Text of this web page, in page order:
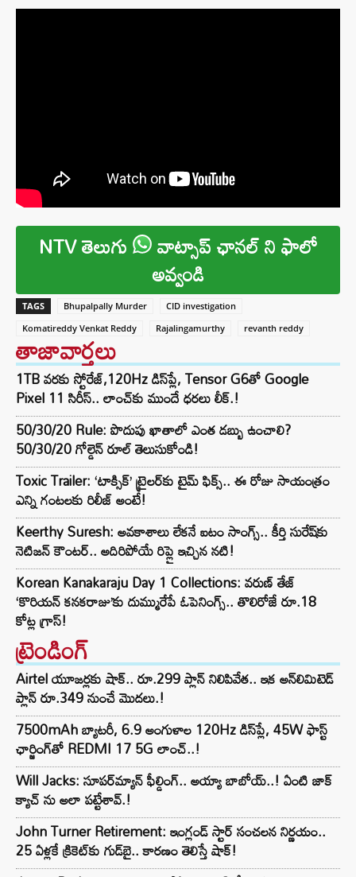
NTV తెలుగు వాట్సాప్ ఛానల్ ని ఫాలో
అవ్వండి
TAGS Bhupalpally Murder
CID investigation
Komatireddy Venkat Reddy
Rajalingamurthy revanth reddy
తాజావార్తలు
1TB వరకు స్టోరేజ్,120Hz డిస్‌ప్లే, Tensor G6తో Google
Pixel 11 సిరీస్.. లాంచ్⁭కు ముందే ధరలు లీక్.!
50/30/20 Rule: పొదుపు ఖాతాలో ఎంత డబ్బు ఉంచాలి?
50/30/20 గోల్డెన్ రూల్ తెలుసుకోండి!
Toxic Trailer: ‘టాక్సిక్’ ట్రైలర్‌కు టైమ్ ఫిక్స్.. ఈ రోజు సాయంత్రం
ఎన్ని గంటలకు రిలీజ్ అంటే!
Keerthy Suresh: అవకాశాలు లేకనే ఐటం సాంగ్స్.. కీర్తి సురేష్‌కు
నెటిజన్ కౌంటర్.. అదిరిపోయే రిప్లై ఇచ్చిన నటి!
Korean Kanakaraju Day 1 Collections: వరుణ్ తేజ్
‘కొరియన్ కనకరాజు’కు దుమ్మురేపే ఓపెనింగ్స్.. తొలిరోజే రూ.18
కోట్ల గ్రాస్!
ట్రెండింగ్‌
Airtel యూజర్లకు షాక్.. రూ.299 ప్లాన్ నిలిపివేత.. ఇక అన్‌లిమిటెడ్
ప్లాన్ రూ.349 నుంచే మొదలు.!
7500mAh బ్యాటరీ, 6.9 అంగుళాల 120Hz డిస్‌ప్లే, 45W ఫాస్ట్
ఛార్జింగ్‌తో REDMI 17 5G లాంచ్..!
Will Jacks: సూపర్‌మ్యాన్ ఫీల్డింగ్.. అయ్యా బాబోయ్..! ఏంటి జాక్
క్యాచ్ ను అలా పట్టేశావ్.!
John Turner Retirement: ఇంగ్లండ్ స్టార్ సంచలన నిర్ణయం..
25 ఏళ్లకే క్రికెట్‌కు గుడ్‌బై.. కారణం తెలిస్తే షాక్!